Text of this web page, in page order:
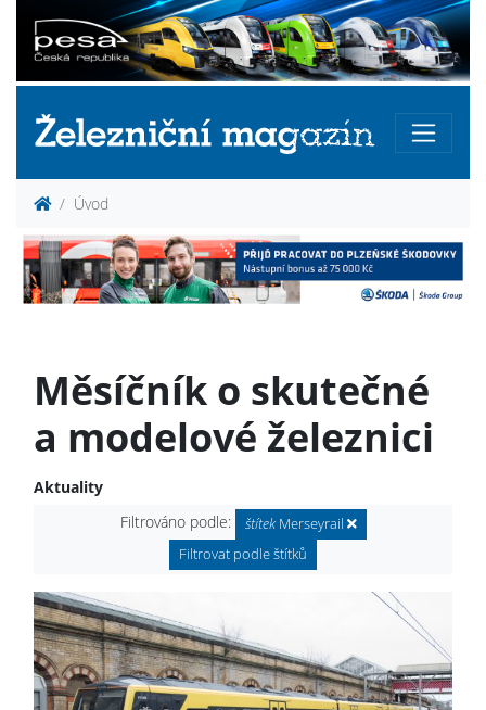
Úvod
Měsíčník o skutečné
a modelové železnici
Aktuality
Filtrováno podle:
štítekMerseyrail
Filtrovat podle štítků